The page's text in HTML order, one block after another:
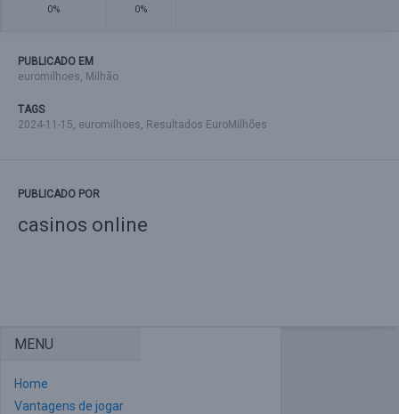
0%
0%
PUBLICADO EM
euromilhoes, Milhão
TAGS
2024-11-15, euromilhoes, Resultados EuroMilhões
PUBLICADO POR
casinos online
MENU
Home
Vantagens de jogar